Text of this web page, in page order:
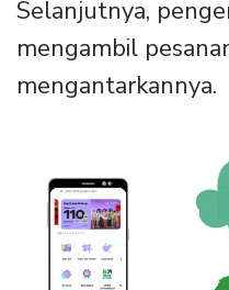
Selanjutnya,
mengambil
mengantarkannya.